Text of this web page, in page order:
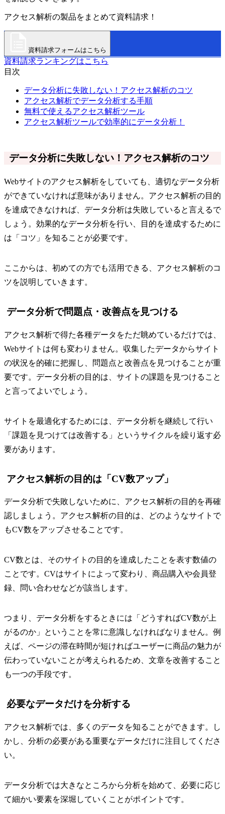
アクセス解析の製品をまとめて資料請求！
資料請求フォームはこちら
資料請求ランキングはこちら
目次
データ分析に失敗しない！アクセス解析のコツ
アクセス解析でデータ分析する手順
無料で使えるアクセス解析ツール
アクセス解析ツールで効率的にデータ分析！
データ分析に失敗しない！アクセス解析のコツ
Webサイトのアクセス解析をしていても、適切なデータ分析
ができていなければ意味がありません。アクセス解析の目的
を達成できなければ、データ分析は失敗していると言えるで
しょう。効果的なデータ分析を行い、目的を達成するために
は「コツ」を知ることが必要です。
ここからは、初めての方でも活用できる、アクセス解析のコ
ツを説明していきます。
データ分析で問題点・改善点を見つける
アクセス解析で得た各種データをただ眺めているだけでは、
Webサイトは何も変わりません。収集したデータからサイト
の状況を的確に把握し、問題点と改善点を見つけることが重
要です。データ分析の目的は、サイトの課題を見つけること
と言ってよいでしょう。
サイトを最適化するためには、データ分析を継続して行い
「課題を見つけては改善する」というサイクルを繰り返す必
要があります。
アクセス解析の目的は「CV数アップ」
データ分析で失敗しないために、アクセス解析の目的を再確
認しましょう。アクセス解析の目的は、どのようなサイトで
もCV数をアップさせることです。
CV数とは、そのサイトの目的を達成したことを表す数値の
ことです。CVはサイトによって変わり、商品購入や会員登
録、問い合わせなどが該当します。
つまり、データ分析をするときには「どうすればCV数が上
がるのか」ということを常に意識しなければなりません。例
えば、ページの滞在時間が短ければユーザーに商品の魅力が
伝わっていないことが考えられるため、文章を改善すること
も一つの手段です。
必要なデータだけを分析する
アクセス解析では、多くのデータを知ることができます。し
かし、分析の必要がある重要なデータだけに注目してくださ
い。
データ分析では大きなところから分析を始めて、必要に応じ
て細かい要素を深堀していくことがポイントです。